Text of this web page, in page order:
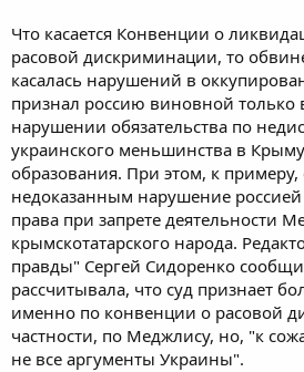
Что касается Конвенции о
расовой дискриминации, то
касалась нарушений в
признал россию виновной
нарушении обязательства по
украинского меньшинства в
образования. При этом, к примеру,
недоказанным нарушение
права при запрете деятельности
крымскотатарского народа.
правды" Сергей Сидоренко
рассчитывала, что суд признает
именно по конвенции о расовой
частности, по Меджлису, но, "к
не все аргументы Украины".